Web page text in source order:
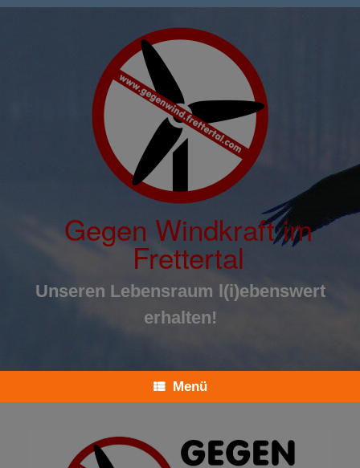
Zum
Gegen Windkraft im
Frettertal
Unseren Lebensraum l(i)ebenswert
erhalten!
Menü